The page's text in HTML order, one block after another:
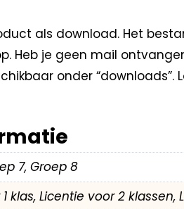
als download. Het
Heb je geen mail
onder
7, Groep 8
klas, Licentie voor 2